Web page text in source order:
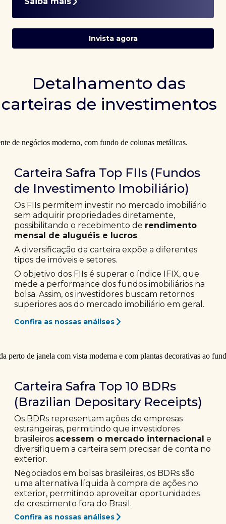
Invista agora
Detalhamento das
carteiras de investimentos
Carteira Safra Top FIIs (Fundos
de Investimento Imobiliário)
Os FIIs permitem investir no mercado imobiliário
sem adquirir propriedades diretamente,
possibilitando o recebimento de rendimento
mensal de aluguéis e lucros.
A diversificação da carteira expõe a diferentes
tipos de imóveis e setores.
O objetivo dos FIIs é superar o índice IFIX, que
mede a performance dos fundos imobiliários na
bolsa. Assim, os investidores buscam retornos
superiores aos do mercado imobiliário em geral.
Confira as nossas análises
Carteira Safra Top 10 BDRs
(Brazilian Depositary Receipts)
Os BDRs representam ações de empresas
estrangeiras, permitindo que investidores
brasileiros acessem o mercado internacional e
diversifiquem a carteira sem precisar de conta no
exterior.
Negociados em bolsas brasileiras, os BDRs são
uma alternativa líquida à compra de ações no
exterior, permitindo aproveitar oportunidades
de crescimento fora do Brasil.
Confira as nossas análises